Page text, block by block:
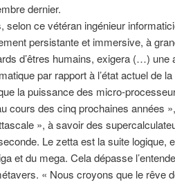
dernier.
selon ce vétéran ingénieur
persistante et immersive, à
d’êtres humains, exigera (…) une
par rapport à l’état actuel de
la puissance des micro-
cours des cinq prochaines années
», à savoir des
Le zetta est la suite logique,
et du mega. Cela dépasse
« Nous croyons que le rêve